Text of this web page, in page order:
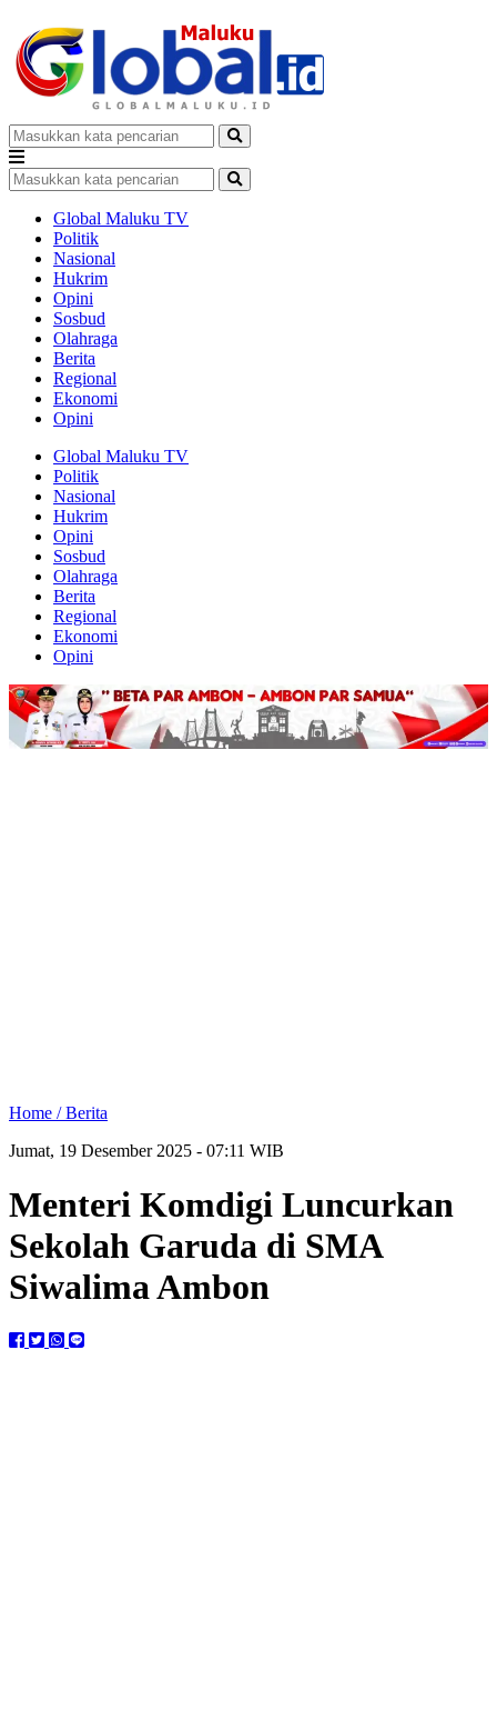
Global Maluku TV
Politik
Nasional
Hukrim
Opini
Sosbud
Olahraga
Berita
Regional
Ekonomi
Opini
Global Maluku TV
Politik
Nasional
Hukrim
Opini
Sosbud
Olahraga
Berita
Regional
Ekonomi
Opini
Home /Berita
Jumat, 19 Desember 2025 - 07:11 WIB
Menteri Komdigi Luncurkan
Sekolah Garuda di SMA
Siwalima Ambon